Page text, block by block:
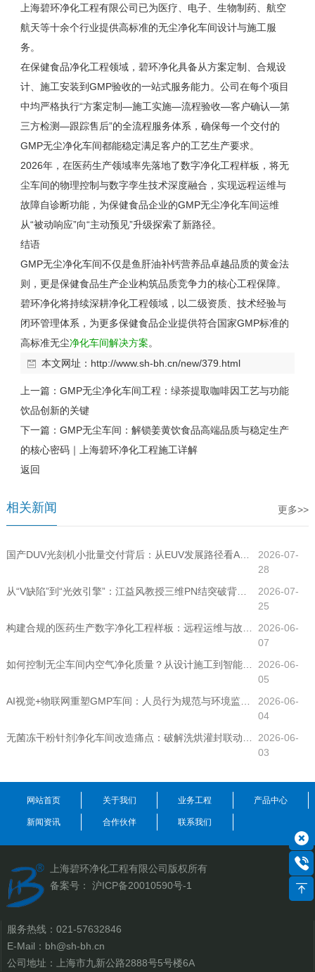
上海碧环净化工程有限公司已为医疗、电子、生物制药、航空
航天等十余个行业提供高标准的无尘净化车间设计与施工服
务。
在保健食品净化工程领域，碧环净化具备从方案定制、合规设
计、施工安装到GMP验收的一站式服务能力。公司在每个项目
中均严格执行“方案定制—施工实施—流程验收—客户确认—第
三方检测—跟踪售后”的全流程服务体系，确保每一个交付的
GMP无尘净化车间都能稳定满足客户的工艺生产要求。
2026年，在医药生产领域率先落地了数字净化工程样板，将无
尘车间的物理控制与数字孪生技术深度融合，实现远程运维与
故障自诊断功能，为保健食品企业的GMP无尘净化车间运维
从“被动响应”向“主动预见”升级探索了新路径。
结语
GMP无尘净化车间不仅是鱼肝油补钙营养品卓越品质的黄金法
则，更是保健食品生产企业构筑品质竞争力的核心工程保障。
碧环净化将持续深耕净化工程领域，以二级资质、技术经验与
闭环管理体系，为更多保健食品企业提供符合国家GMP标准的
高标准无尘净化车间解决方案。
本文网址： http://www.sh-bh.cn/new/379.html
上一篇： GMP无尘净化车间工程：绿茶提取咖啡因工艺与功能
饮品创新的关键
下一篇： GMP无尘车间：解锁姜黄饮食品高端品质与稳定生产
的核心密码｜上海碧环净化工程施工详解
返回
相关新闻 更多>>
国产DUV光刻机小批量交付背后：从EUV发展路径看ASML市场格局演变与高端洁净工程新机遇
2026-07-
28
从“V缺陷”到“光效引擎”：江益风教授三维PN结突破背后的洁净工程密码
2026-07-
25
2026-06-
07
如何控制无尘车间内空气净化质量？从设计施工到智能运维全解析
2026-06-
05
2026-06-
04
2026-06-
03
网站首页 关于我们 业务工程 产品中心
新闻资讯 合作伙伴 联系我们
上海碧环净化工程有限公司版权所有
备案号： 沪ICP备20010590号-1
服务热线： 021-57632846
E-Mail： bh@sh-bh.cn
公司地址：上海市九新公路2888号5号楼6A